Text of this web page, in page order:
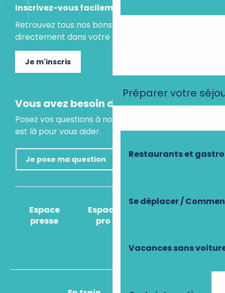
Préparer votre
Restaurants et
Se déplacer /
Vacances sans
Inscrivez-vous facilement
Retrouvez tous nos bons plans et idées séjours
directement dans votre boite mail.
Je m'inscris
Vous avez besoin d'un conseil ?
Posez vos questions à notre assistant virtuel, il
est là pour vous aider.
Je pose ma question
Espace
presse
Espace
pro
Comment venir